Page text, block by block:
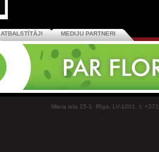
ATBALSTĪTĀJI MEDIJU PARTNERI
Miera iela 15-1, Rīga, LV-1001, t: